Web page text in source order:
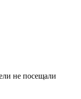
не посещали